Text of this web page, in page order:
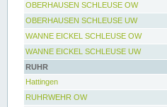
OBERHAUSEN SCHLEUSE OW
OBERHAUSEN SCHLEUSE UW
WANNE EICKEL SCHLEUSE OW
WANNE EICKEL SCHLEUSE UW
RUHR
Hattingen
RUHRWEHR OW